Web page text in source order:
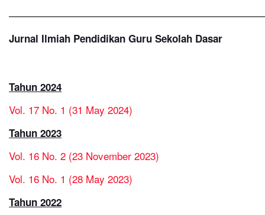
Jurnal Ilmiah Pendidikan Guru Sekolah Dasar
Tahun 2024
Vol. 17 No. 1 (31 May 2024)
Tahun 2023
Vol. 16 No. 2 (23 November 2023)
Vol. 16 No. 1 (28 May 2023)
Tahun 2022